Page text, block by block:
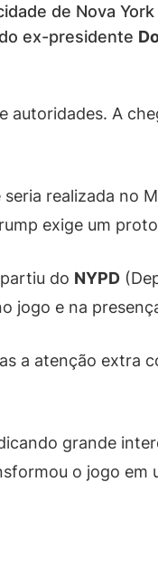
de Nova
ex-presidente
A
realizada no
exige um
do NYPD
jogo e na
a atenção extra
grande
o jogo em